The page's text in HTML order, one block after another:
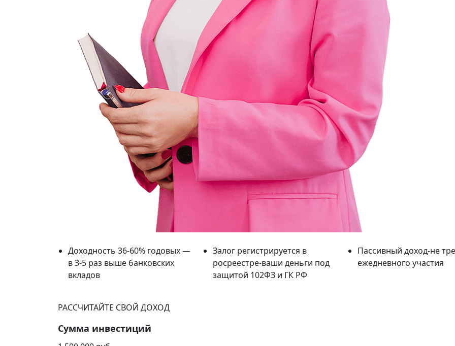
Доходность 36-60% годовых —
в 3-5 раз выше банковских
вкладов
Залог регистрируется в
росреестре-ваши деньги под
защитой 102ФЗ и ГК РФ
Пассивный доход-не
ежедневного участия
РАССЧИТАЙТЕ СВОЙ ДОХОД
Сумма инвестиций